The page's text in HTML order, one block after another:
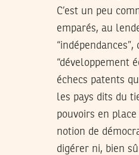
C’est un peu
emparés, au
“développement
échecs patents
les pays dits du
pouvoirs en
notion de
digérer ni, bien